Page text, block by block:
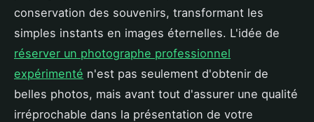
conservation des souvenirs, transformant les
simples instants en images éternelles. L'idée de
réserver un photographe professionnel
expérimenté n'est pas seulement d'obtenir de
belles photos, mais avant tout d'assurer une qualité
irréprochable dans la présentation de votre